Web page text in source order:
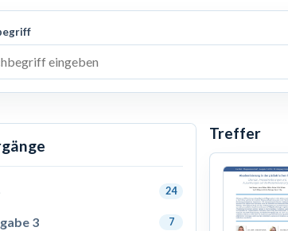
24
3 7
Treffer